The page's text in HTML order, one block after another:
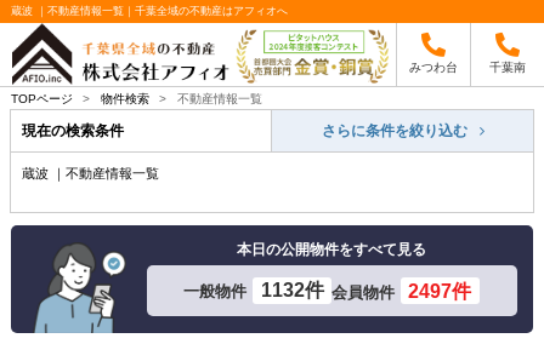
蔵波 ｜不動産情報一覧｜千葉全域の不動産はアフィオへ
みつわ台 千葉南
TOPページ > 物件検索 > 不動産情報一覧
現在の検索条件 さらに条件を絞り込む
蔵波 ｜不動産情報一覧
本日の公開物件をすべて見る
一般物件 1132件 会員物件 2497件